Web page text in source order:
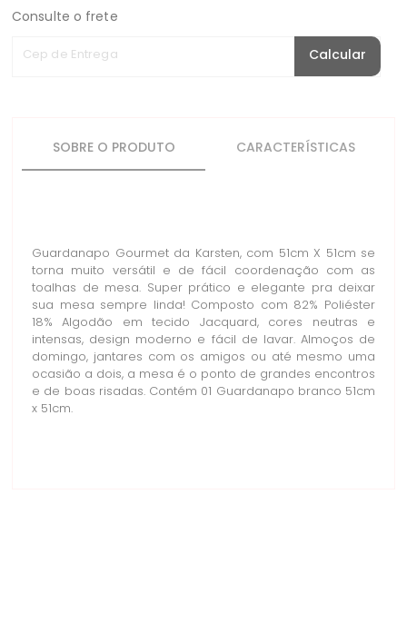
Consulte o frete
Cep de Entrega Calcular
SOBRE O PRODUTO CARACTERÍSTICAS
Guardanapo Gourmet da Karsten, com 51cm X 51cm se
torna muito versátil e de fácil coordenação com as
toalhas de mesa. Super prático e elegante pra deixar
sua mesa sempre linda! Composto com 82% Poliéster
18% Algodão em tecido Jacquard, cores neutras e
intensas, design moderno e fácil de lavar. Almoços de
domingo, jantares com os amigos ou até mesmo uma
ocasião a dois, a mesa é o ponto de grandes encontros
e de boas risadas. Contém 01 Guardanapo branco 51cm
x 51cm.